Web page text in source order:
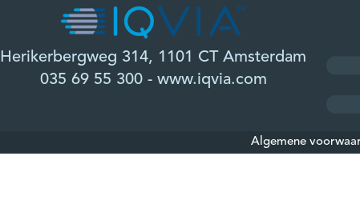
Herikerbergweg 314, 1101 CT Amsterdam
035 69 55 300 - www.iqvia.com
Algemene